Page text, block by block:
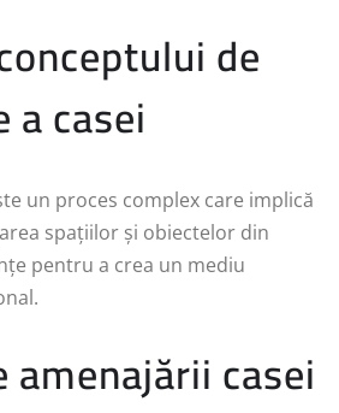
de
a casei
un proces complex care implică
spațiilor și obiectelor din
pentru a crea un mediu
casei